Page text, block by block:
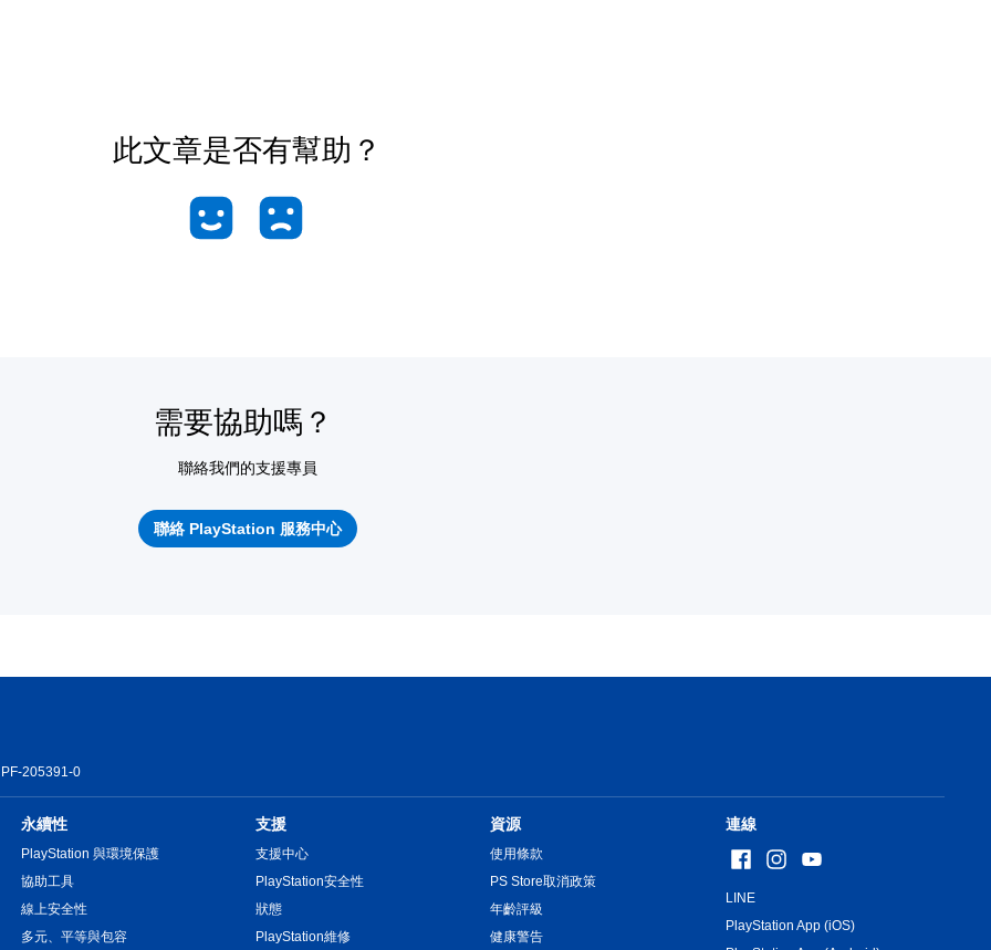
此文章是否有幫助？
需要協助嗎？
聯絡我們的支援專員
聯絡 PlayStation 服務中心
PF-205391-0
永續性
PlayStation 與環境保護
協助工具
線上安全性
多元、平等與包容
支援
支援中心
PlayStation安全性
狀態
PlayStation維修
資源
使用條款
PS Store取消政策
年齡評級
健康警告
連線
LINE
PlayStation App (iOS)